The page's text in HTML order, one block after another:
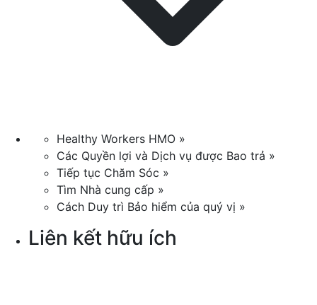
Healthy Workers HMO »
Các Quyền lợi và Dịch vụ được Bao trả »
Tiếp tục Chăm Sóc »
Tìm Nhà cung cấp »
Cách Duy trì Bảo hiểm của quý vị »
Liên kết hữu ích